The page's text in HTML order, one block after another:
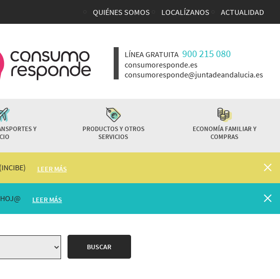
Enlaces top cabecera
QUIÉNES SOMOS LOCALÍZANOS ACTUALIDAD
LÍNEA GRATUITA 900 215 080
consumoresponde.es
consumoresponde@juntadeandalucia.es
Y
PRODUCTOS Y OTROS
SERVICIOS
ECONOMÍA FAMILIAR Y
COMPRAS
LEER MÁS
LEER MÁS